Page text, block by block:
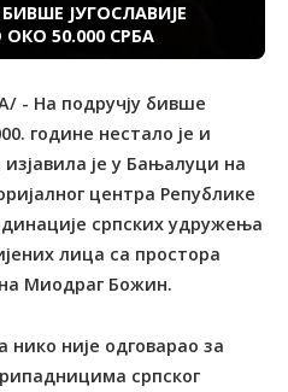
ЈУГОСЛАВИЈЕ
50.000 СРБА
- На подручју бивше
године нестало је и
је у Бањалуци на
центра Републике
српских удружења
лица са простора
Миодраг Божин.
нико није одговарао за
српског